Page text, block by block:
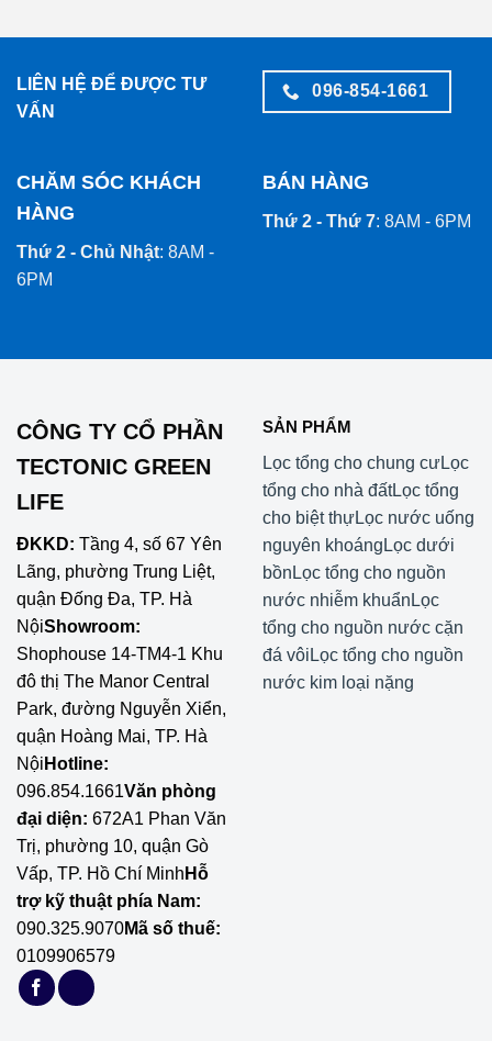
LIÊN HỆ ĐỂ ĐƯỢC TƯ
VẤN
096-854-1661
CHĂM SÓC KHÁCH
HÀNG
Thứ 2 - Chủ Nhật: 8AM -
6PM
BÁN HÀNG
Thứ 2 - Thứ 7: 8AM - 6PM
CÔNG TY CỔ PHẦN
TECTONIC GREEN
LIFE
ĐKKD: Tầng 4, số 67 Yên
Lãng, phường Trung Liệt,
quận Đống Đa, TP. Hà
NộiShowroom:
Shophouse 14-TM4-1 Khu
đô thị The Manor Central
Park, đường Nguyễn Xiển,
quận Hoàng Mai, TP. Hà
Nội Hotline:
096.854.1661Văn phòng
đại diện: 672A1 Phan Văn
Trị, phường 10, quận Gò
Vấp, TP. Hồ Chí Minh Hỗ
trợ kỹ thuật phía Nam:
090.325.9070Mã số thuế:
0109906579
SẢN PHẨM
Lọc tổng cho chung cưLọc
tổng cho nhà đấtLọc tổng
cho biệt thựLọc nước uống
nguyên khoáng Lọc dưới
bồn Lọc tổng cho nguồn
nước nhiễm khuẩn Lọc
tổng cho nguồn nước cặn
đá vôi Lọc tổng cho nguồn
nước kim loại nặng